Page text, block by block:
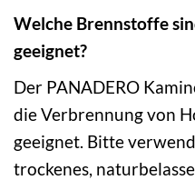
Welche Brennstoffe
geeignet?
Der PANADERO
die Verbrennung von
geeignet. Bitte
trockenes,